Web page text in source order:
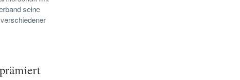
seine